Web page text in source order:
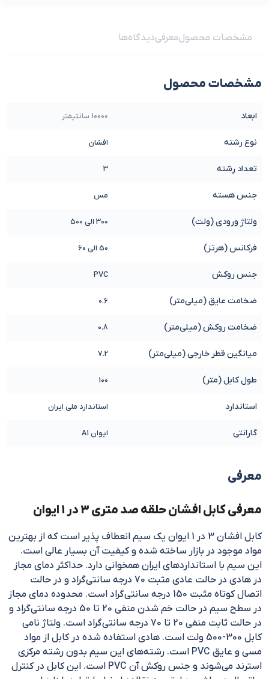
مشخصات محصولمعرفیدیدگاه‌ها
مشخصات محصول
ابعاد 10000 سانتیمتر
نوع رشته افشان
تعداد رشته 3
جنس هسته مس
ولتاژ ورودی (ولت) 300 الی 500
فرکانس (هرتز) 50 الی 60
جنس روکش PVC
ضخامت عایق (میلی‌متر) 0.6
ضخامت روکش (میلی‌متر) 0.8
میانگین قطر خارجی (میلی‌متر) 7.2
طول کابل (متر) 100
استاندارد استاندارد ملی ایران
گارانتی ایوان A1
معرفی
معرفی کابل افشان حلقه صد متری 3 در 1 ایوان
کابل افشان 3 در 1 ایوان یک سیم انعطاف پذیر است که از بهترین
مواد موجود در بازار ساخته شده و کیفیت آن بسیار عالی است.
این سیم با استانداردهای ایران همخوانی دارد. حداکثر دمای مجاز
در هادی در حالت عادی مثبت 70 درجه سانتی‌گراد و در حالت
اتصال کوتاه مثبت 150 درجه سانتی‌گراد است. محدوده دمای مجاز
در سطح سیم در حالت خم شدن منفی 20 تا 50 درجه سانتی‌گراد و
در حالت ثابت منفی 20 تا 70 درجه سانتی‌گراد است. ولتاژ نامی
کابل 300-500 ولت است. هادی استفاده شده در کابل از مواد
مسی و عایق PVC است. رشته‌های این سیم بدون رشته مرکزی
استرند می‌شوند و جنس روکش آن PVC است. این کابل در کنترل